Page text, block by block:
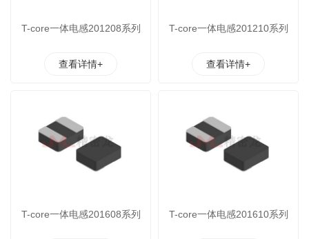
T-core一体电感201208系列
查看详情+
T-core一体电感201210系列
查看详情+
T-core一体电感201608系列 T-core一体电感201610系列